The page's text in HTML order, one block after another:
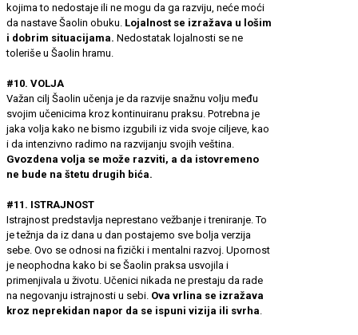
kojima to nedostaje ili ne mogu da ga razviju, neće moći
da nastave Šaolin obuku. Lojalnost se izražava u lošim
i dobrim situacijama. Nedostatak lojalnosti se ne
toleriše u Šaolin hramu.
#10. VOLJA
Važan cilj Šaolin učenja je da razvije snažnu volju među
svojim učenicima kroz kontinuiranu praksu. Potrebna je
jaka volja kako ne bismo izgubili iz vida svoje ciljeve, kao
i da intenzivno radimo na razvijanju svojih veština.
Gvozdena volja se može razviti, a da istovremeno
ne bude na štetu drugih bića.
#11. ISTRAJNOST
Istrajnost predstavlja neprestano vežbanje i treniranje. To
je težnja da iz dana u dan postajemo sve bolja verzija
sebe. Ovo se odnosi na fizički i mentalni razvoj. Upornost
je neophodna kako bi se Šaolin praksa usvojila i
primenjivala u životu. Učenici nikada ne prestaju da rade
na negovanju istrajnosti u sebi. Ova vrlina se izražava
kroz neprekidan napor da se ispuni vizija ili svrha.